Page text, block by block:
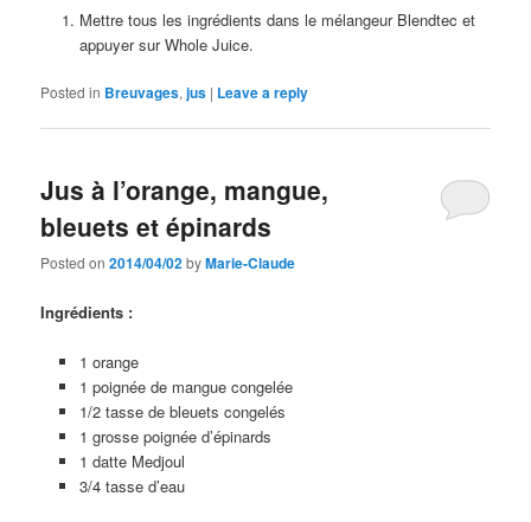
Mettre tous les ingrédients dans le mélangeur Blendtec et
appuyer sur Whole Juice.
Posted in Breuvages,jus | Leave a reply
Jus à l’orange, mangue,
bleuets et épinards
Posted on2014/04/02byMarie-Claude
Ingrédients :
1 orange
1 poignée de mangue congelée
1/2 tasse de bleuets congelés
1 grosse poignée d’épinards
1 datte Medjoul
3/4 tasse d’eau